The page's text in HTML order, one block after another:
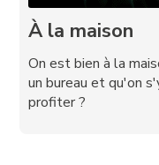
À la maison
On est bien à la
un bureau et qu'on
profiter ?